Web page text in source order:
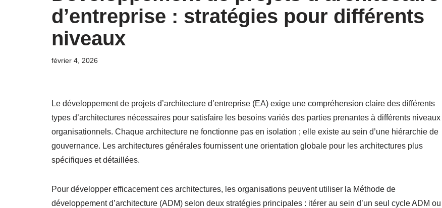
d’entreprise : stratégies pour différents
niveaux
février 4, 2026
Le développement de projets d’architecture d’entreprise (EA) exige une compréhension claire des différents
types d’architectures nécessaires pour satisfaire les besoins variés des parties prenantes à différents niveaux
organisationnels. Chaque architecture ne fonctionne pas en isolation ; elle existe au sein d’une hiérarchie de
gouvernance. Les architectures générales fournissent une orientation globale pour les architectures plus
spécifiques et détaillées.
Pour développer efficacement ces architectures, les organisations peuvent utiliser la Méthode de
développement d’architecture (ADM) selon deux stratégies principales : itérer au sein d’un seul cycle ADM ou